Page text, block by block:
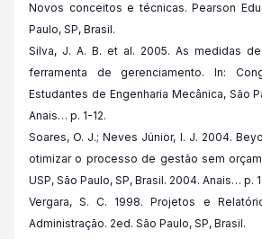
Novos conceitos e técnicas. Pearson
Paulo, SP, Brasil.
Silva, J. A. B. et al. 2005. As medidas
ferramenta de gerenciamento. In:
Estudantes de Engenharia Mecânica, São
Anais… p. 1-12.
Soares, O. J.; Neves Júnior, I. J. 2004.
otimizar o processo de gestão sem
USP, São Paulo, SP, Brasil. 2004. Anais… p.
Vergara, S. C. 1998. Projetos e
Administração. 2ed. São Paulo, SP, Brasil.